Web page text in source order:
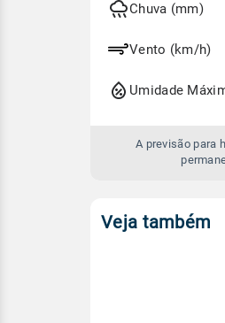
amanhã
Chuva (mm)
Vento (km/h)
Umidade
A previsão para
Veja também